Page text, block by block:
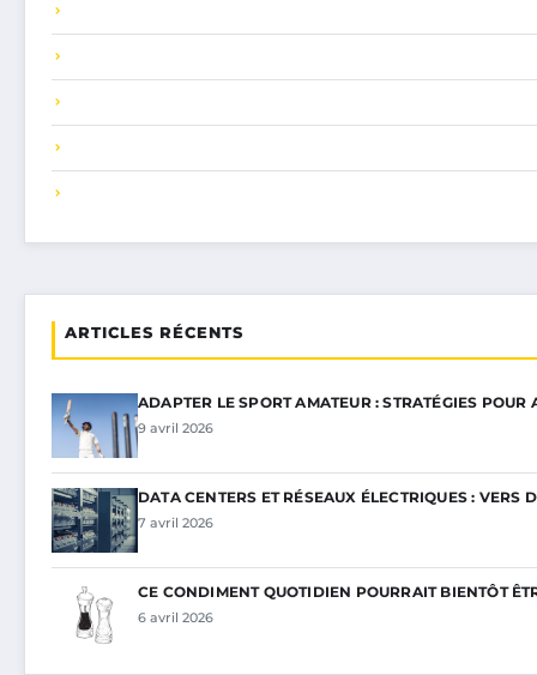
ARTICLES RÉCENTS
ADAPTER LE SPORT AMATEUR : STRATÉGIES POUR
9 avril 2026
DATA CENTERS ET RÉSEAUX ÉLECTRIQUES : VERS
7 avril 2026
CE CONDIMENT QUOTIDIEN POURRAIT BIENTÔT
6 avril 2026